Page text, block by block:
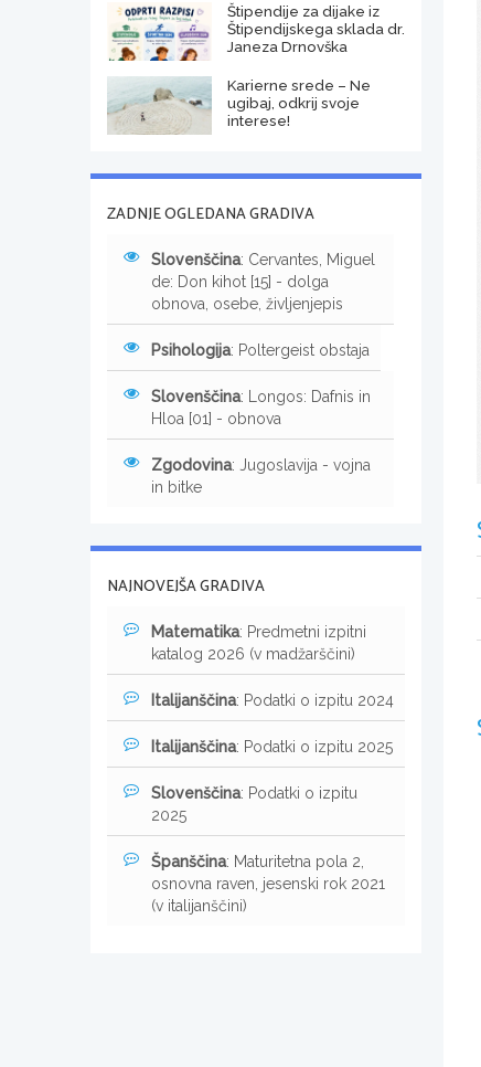
Štipendije za dijake iz
Štipendijskega sklada dr.
Janeza Drnovška
Karierne srede – Ne
ugibaj, odkrij svoje
interese!
ZADNJE OGLEDANA GRADIVA
Slovenščina: Cervantes, Miguel
de: Don kihot [15] - dolga
obnova, osebe, življenjepis
Psihologija: Poltergeist obstaja
Slovenščina: Longos: Dafnis in
Hloa [01] - obnova
Zgodovina: Jugoslavija - vojna
in bitke
NAJNOVEJŠA GRADIVA
Matematika: Predmetni izpitni
katalog 2026 (v madžarščini)
Italijanščina: Podatki o izpitu 2024
Italijanščina: Podatki o izpitu 2025
Slovenščina: Podatki o izpitu
2025
Španščina: Maturitetna pola 2,
osnovna raven, jesenski rok 2021
(v italijanščini)